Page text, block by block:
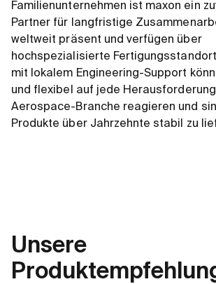
Familienunternehmen ist maxon ein
Partner für langfristige
weltweit präsent und verfügen über
hochspezialisierte
mit lokalem Engineering-Support
und flexibel auf jede
Aerospace-Branche reagieren und
Produkte über Jahrzehnte stabil zu
Unsere